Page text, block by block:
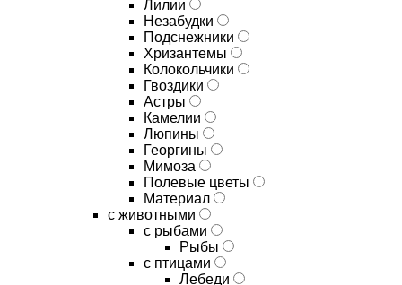
Лилии
Незабудки
Подснежники
Хризантемы
Колокольчики
Гвоздики
Астры
Камелии
Люпины
Георгины
Мимоза
Полевые цветы
Материал
с животными
с рыбами
Рыбы
с птицами
Лебеди